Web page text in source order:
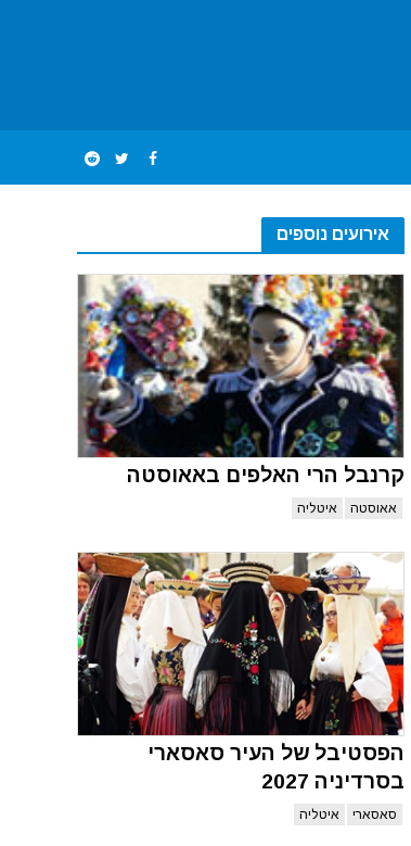
אירועים נוספים
קרנבל הרי האלפים באאוסטה
אאוסטה איטליה
הפסטיבל של העיר סאסארי
בסרדיניה 2027
סאסארי איטליה